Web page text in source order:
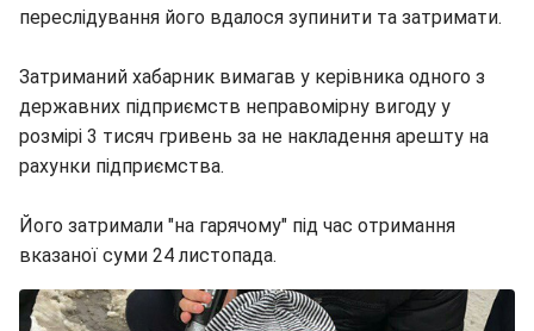
переслідування його вдалося зупинити та затримати.
Затриманий хабарник вимагав у керівника одного з
державних підприємств неправомірну вигоду у
розмірі 3 тисяч гривень за не накладення арешту на
рахунки підприємства.
Його затримали "на гарячому" під час отримання
вказаної суми 24 листопада.